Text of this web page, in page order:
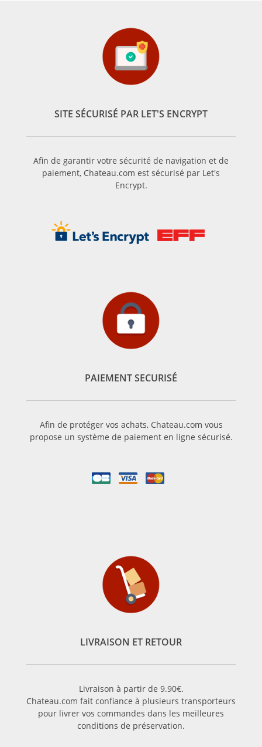
SITE SÉCURISÉ PAR LET'S ENCRYPT
Afin de garantir votre sécurité de navigation et de
paiement, Chateau.com est sécurisé par Let's
Encrypt.
PAIEMENT SECURISÉ
Afin de protéger vos achats, Chateau.com vous
propose un système de paiement en ligne sécurisé.
LIVRAISON ET RETOUR
Livraison à partir de 9.90€.
Chateau.com fait confiance à plusieurs transporteurs
pour livrer vos commandes dans les meilleures
conditions de préservation.